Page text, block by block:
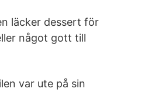
läcker dessert för
något gott till
var ute på sin